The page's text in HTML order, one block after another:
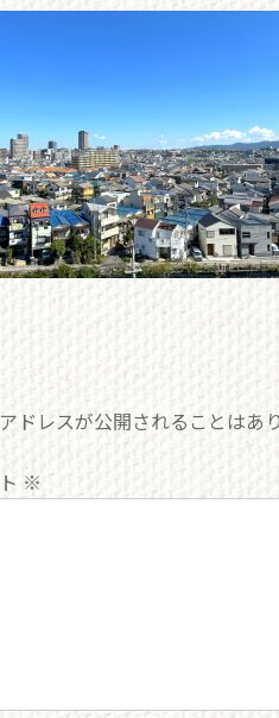
ドレスが公開されることはあ
※